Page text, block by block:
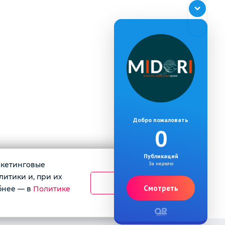
и, при их
— в Политике
Принять
Добро пожаловать
0
Публикаций
За неделю
Смотреть